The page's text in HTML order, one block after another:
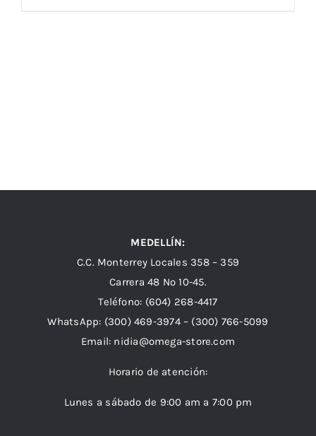
MEDELLÍN:
C.C. Monterrey Locales 358 – 359
Carrera 48 Nº 10-45.
Teléfono: (604) 268-4417
WhatsApp: (300) 469-3974 – (300) 766-5099
Email: nidia@omega-store.com
Horario de atención:
Lunes a sábado de 9:00 am a 7:00 pm